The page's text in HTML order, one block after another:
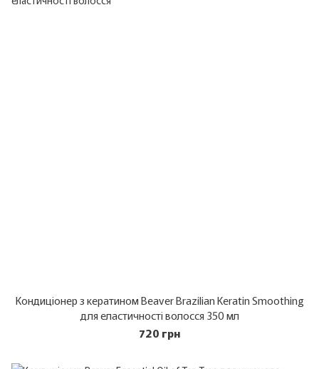
Кондиціонер з кератином Beaver Brazilian Keratin Smoothing
для еластичності волосся 350 мл
720 грн